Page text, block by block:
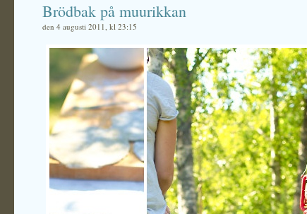
Brödbak på muurikkan
den 4 augusti 2011, kl 23:15